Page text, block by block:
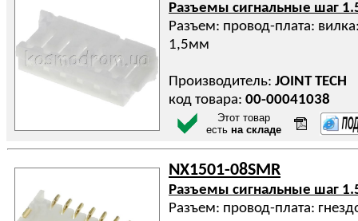
Разъемы сигнальные шаг
Разъем: провод-плата:
1,5мм
Производитель: JOINT TECH
код товара: 00-00041038
Этот товар
есть на складе
NX1501-08SMR
Разъемы сигнальные шаг
Разъем: провод-плата: